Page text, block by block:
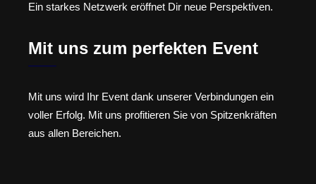
Ein starkes Netzwerk eröffnet Dir neue Perspektiven.
Mit uns zum perfekten Event
Mit uns wird Ihr Event dank unserer Verbindungen ein
voller Erfolg. Mit uns profitieren Sie von Spitzenkräften
aus allen Bereichen.